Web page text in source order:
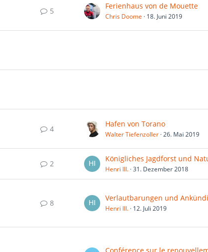
5
Ferienhaus von de Mouette
Chris Doome 18. Juni 2019
4
Hafen von Torano
Walter Tiefenzoller 26. Mai 2019
2
Henri III. 31. Dezember 2018
8
Henri III. 12. Juli 2019